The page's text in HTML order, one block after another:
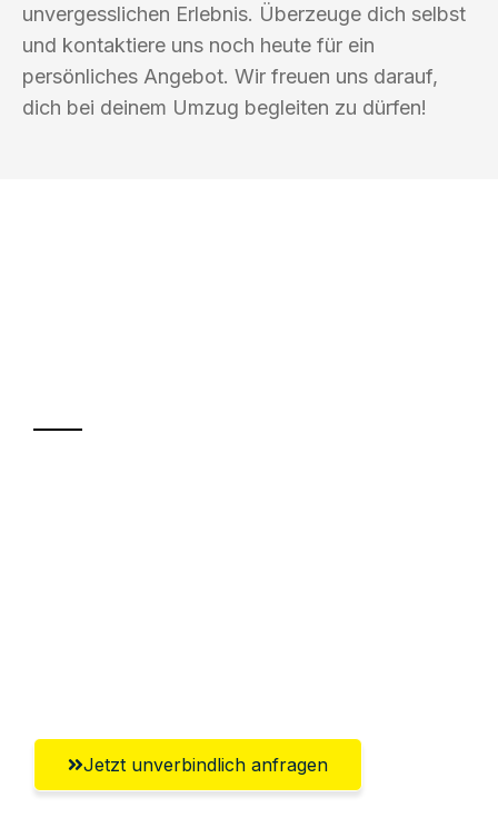
unvergesslichen Erlebnis. Überzeuge dich selbst
und kontaktiere uns noch heute für ein
persönliches Angebot. Wir freuen uns darauf,
dich bei deinem Umzug begleiten zu dürfen!
Jetzt unverbindlich anfragen